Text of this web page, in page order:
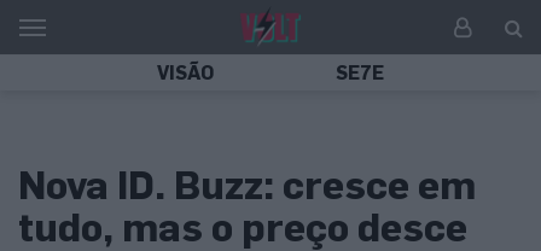
VISÃO SE7E
Nova ID. Buzz: cresce em
tudo, mas o preço desce